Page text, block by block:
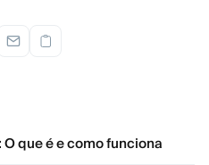
que é e como funciona